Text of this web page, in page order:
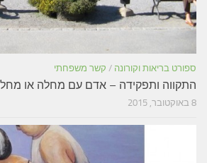
ספורט בריאות וקורונה / קשר משפחתי
התקווה ותפקידה – אדם עם מחלה או
8 באוקטובר, 2015